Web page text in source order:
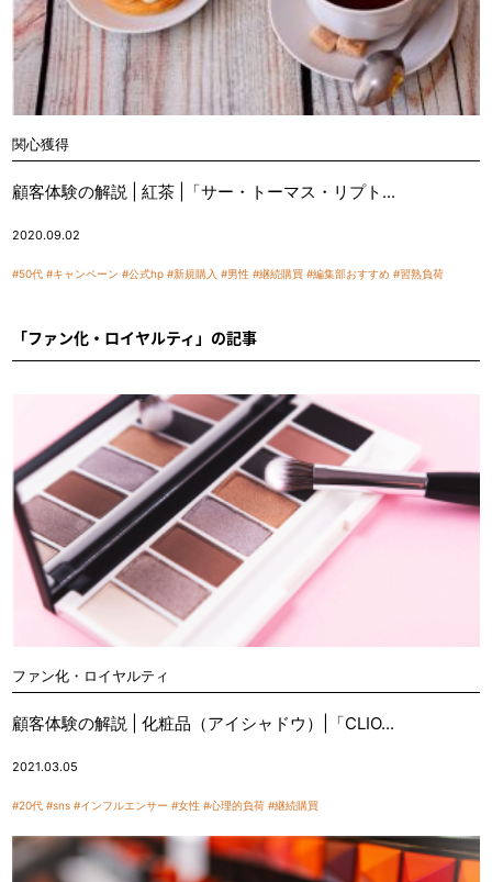
関心獲得
顧客体験の解説 | 紅茶 |「サー・トーマス・リプト...
2020.09.02
#50代 #キャンペーン #公式hp #新規購入 #男性 #継続購買 #編集部おすすめ #習熟負荷
「ファン化・ロイヤルティ」の記事
ファン化・ロイヤルティ
顧客体験の解説 | 化粧品（アイシャドウ）|「CLIO...
2021.03.05
#20代 #sns #インフルエンサー #女性 #心理的負荷 #継続購買